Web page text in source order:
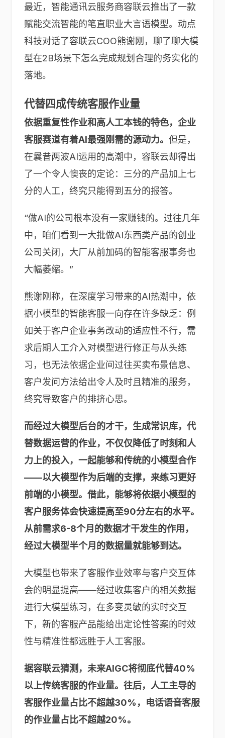
最近，智能通讯云服务商容联云推出了一款
赋能交流智能的笔直职业大言语模型。动点
科技对话了容联云COO熊谢刚，聊了聊大模
型在2B场景下怎么完成规划合理的务实化的
落地。
代替四成传统客服作业量
依据重复性作业和高人工本钱的特色，企业
客服赛道有着AI最强刚需的源动力。 但是，
在曩昔两波AI运用的高潮中，容联云却得出
了一个令人懊丧的定论：三分的产品加上七
分的人工，终究只能得到五分的报答。
“做AI的公司根本没有一家赚钱的。过往几年
中，咱们看到一大批做AI东西类产品的创业
公司关闭，大厂从前加码的智能客服事务也
大幅萎缩。”
熊谢刚称，在深度学习带来的AI热潮中，依
据小模型的智能客服一向存在许多缺乏：例
如关于客户企业事务改动的适应性不行，需
求后期人工介入对模型进行修正与从头练
习，也无法依据企业间过往买卖布景信息、
客户发问方法给出令人及时且精准的服务，
终究导致客户的排挤心思。
而经过大模型后台的才干，生成常识库，代
替数据运营的作业，不仅仅降低了时刻和人
力上的投入，一起能够和传统的小模型合作
——以大模型作为后端的支撑，来练习更好
前端的小模型。 借此， 能够将依据小模型的
客户服务体会快速提高至90分左右的水平。
从前需求6-8个月的数据才干发生的作用，
经过大模型半个月的数据量就能够到达。
大模型也带来了客服作业效率与客户交互体
会的明显提高——经过收集客户的相关数据
进行大模型练习，在多变灵敏的实时交互
下，新的客服产品能给出定论性答案的时效
性与精准性都远胜于人工客服。
据容联云猜测，未来AIGC将彻底代替40%
以上传统客服的作业量。往后，人工主导的
客服作业量占比不超越30%，电话语音客服
的作业量占比不超越20%。